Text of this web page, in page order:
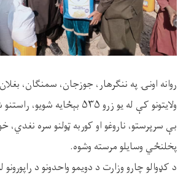
روانه اونۍ په ننګرهار، جوزجان، سمنګان،
ولایتونو کې له یو زرو ۵۳۵ بېځایه
بې سرپرستو، ناروغو او کوربه‌ ټولنو سره نغدي،
پخلنځي وسایلو مرسته وشوه.
د کډوالو چارو وزارت د دویمو واحدونو د